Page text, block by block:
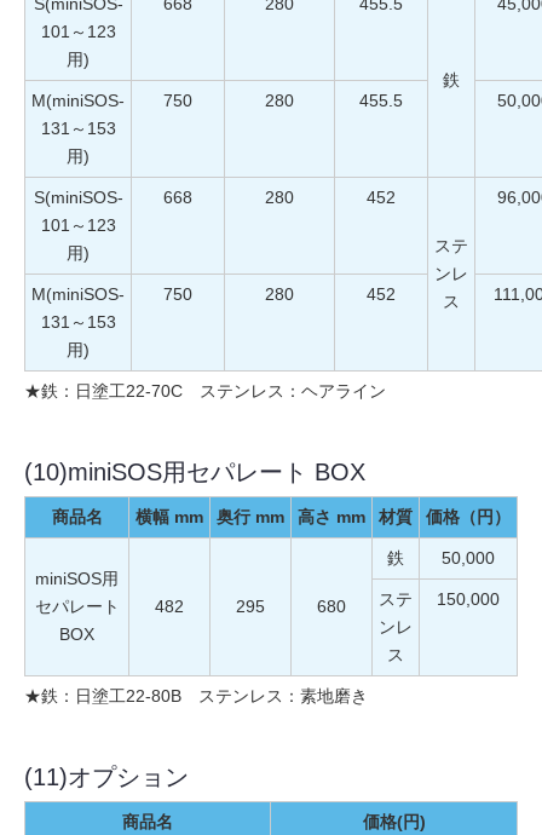
101～123
用)
鉄
M(miniSOS-
131～153
用)
750 280 455.5
S(miniSOS-
101～123
用)
668 280 452
ステ
ンレ
ス
M(miniSOS-
131～153
用)
750 280 452
★鉄：日塗工22-70C ステンレス：ヘアライン
(10)miniSOS用セパレート BOX
商品名 横幅 mm 奥行 mm 高さ mm 材質 価格（円）
miniSOS用
セパレート
BOX
482 295 680
鉄 50,000
ステ
ンレ
ス
150,000
★鉄：日塗工22-80B ステンレス：素地磨き
(11)オプション
商品名 価格(円)